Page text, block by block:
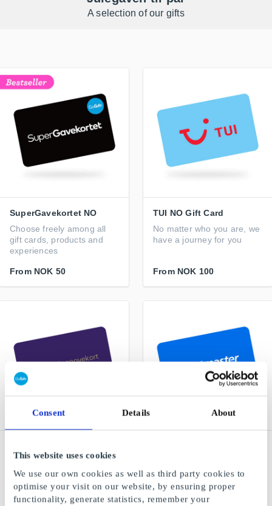
Consent Details About
This website uses cookies
We use our own cookies as well as third party cookies to
optimise your visit on our website, by ensuring proper
functionality, generate statistics, remember your
A selection of our gifts
SuperGavekortet NO
Choose freely among all
gift cards, products and
experiences
From NOK 50
TUI NO Gift Card
No matter who you are, we
have a journey for you
From NOK 100
NO Gift Card
Balance-based cinema gift
card that can be used
throughout the country
music